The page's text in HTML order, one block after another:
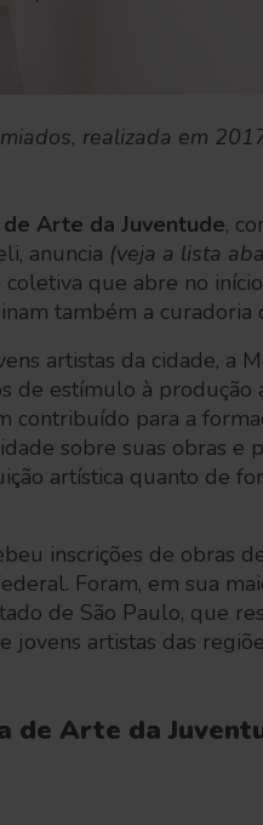
realizada em
Arte da Juventude,
anuncia (veja a lista
que abre no
também a curadoria
artistas da cidade, a
de estímulo à produção
contribuído para a
sobre suas obras e
artística quanto de
inscrições de obras
Foram, em sua
de São Paulo, que
artistas das
de Arte da